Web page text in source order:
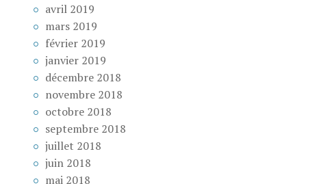
avril 2019
mars 2019
février 2019
janvier 2019
décembre 2018
novembre 2018
octobre 2018
septembre 2018
juillet 2018
juin 2018
mai 2018